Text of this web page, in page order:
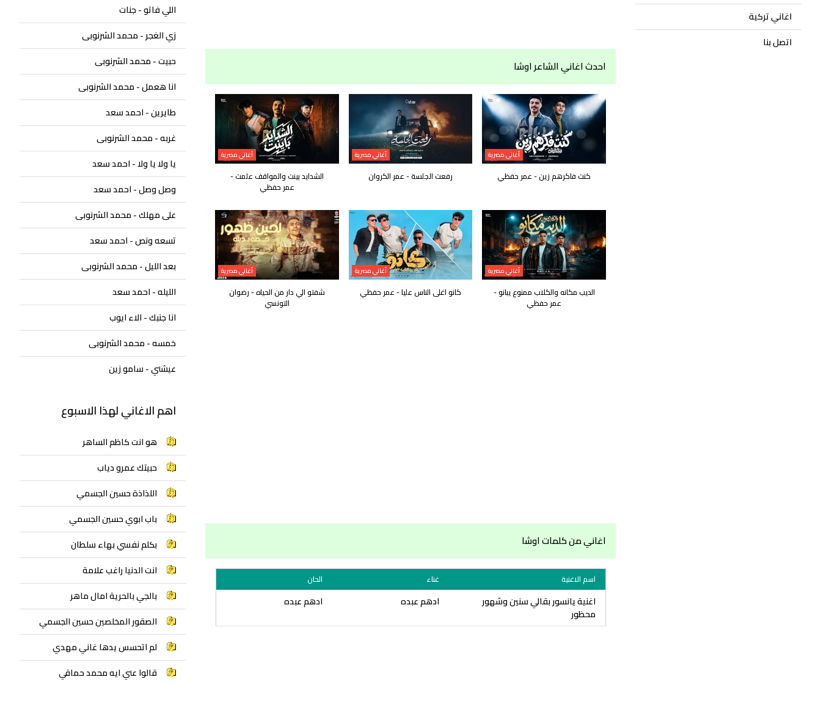
اغاني تركية
اتصل بنا
احدث اغاني الشاعر اوشا
أغاني مصرية
كنت فاكرهم زين - عمر حفظي
أغاني مصرية
رفعت الجلسة - عمر الكروان
أغاني مصرية
الشدايد بينت والمواقف علمت -
عمر حفظي
أغاني مصرية
الديب مكانه والكلاب ممنوع يبانو -
عمر حفظي
أغاني مصرية
كانو اغلى الناس عليا - عمر حفظي
أغاني مصرية
شفتو الي دار من الحياه - رضوان
التونسي
اغاني من كلمات اوشا
اسم الاغنية غناء الحان
اغنية يانسور بقالي سنين وشهور
محظور
ادهم عبده ادهم عبده
اللي فاتو - جنات
زي الغجر - محمد الشرنوبى
حبيت - محمد الشرنوبى
انا هعمل - محمد الشرنوبى
طايرين - احمد سعد
غربه - محمد الشرنوبى
يا ولا يا ولا - احمد سعد
وصل وصل - احمد سعد
على مهلك - محمد الشرنوبى
تسعه ونص - احمد سعد
بعد الليل - محمد الشرنوبى
الليله - احمد سعد
انا جنبك - الاء ايوب
خمسه - محمد الشرنوبى
عيشني - سامو زين
اهم الاغاني لهذا الاسبوع
هو انت كاظم الساهر
حبيتك عمرو دياب
اللذاذة حسين الجسمي
باب ابوي حسين الجسمي
بكلم نفسي بهاء سلطان
انت الدنيا راغب علامة
بالجي بالحرية امال ماهر
الصقور المخلصين حسين الجسمي
لم اتحسس يدها غاني مهدي
قالوا عني ايه محمد حماقي